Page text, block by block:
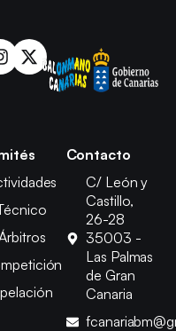
Contacto
C/ León y
Castillo,
26-28
35003 -
Las Palmas
de Gran
Canaria